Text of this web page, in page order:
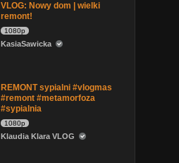
VLOG: Nowy dom | wielki
remont!
1080p
KasiaSawicka
REMONT sypialni #vlogmas
#remont #metamorfoza
#sypialnia
1080p
Klaudia Klara VLOG